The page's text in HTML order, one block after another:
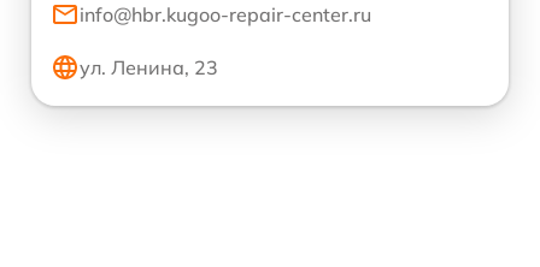
info@hbr.kugoo-repair-center.ru
ул. Ленина, 23